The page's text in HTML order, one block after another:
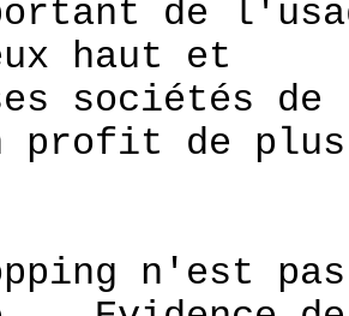
de
haut et
sociétés
de plus
n'est